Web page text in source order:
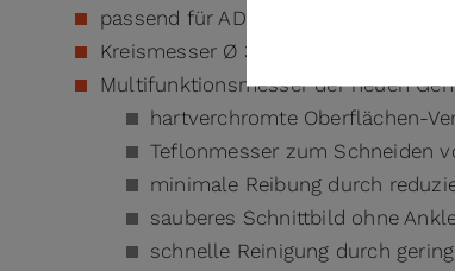
passend für ADE
Kreismesser Ø 300 mm, glatt mit 2
Multifunktionsmesser der neuen
hartverchromte Oberflächen-
Teflonmesser zum Schneiden
minimale Reibung durch
sauberes Schnittbild ohne
schnelle Reinigung durch